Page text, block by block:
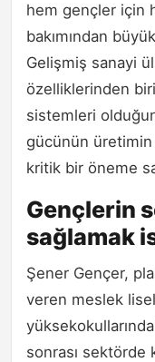
hem gençler için
bakımından
Gelişmiş sanayi
özelliklerinden
sistemleri
gücünün üretimin
kritik bir öneme
Gençlerin
sağlamak
Şener Gençer,
veren meslek
sonrası sektörde